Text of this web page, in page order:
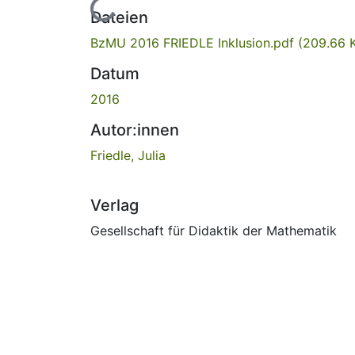
Lade...
Dateien
BzMU 2016 FRIEDLE Inklusion.pdf (209.66
Datum
2016
Autor:innen
Friedle, Julia
Verlag
Gesellschaft für Didaktik der Mathematik